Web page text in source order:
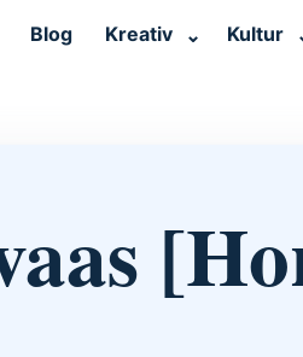
Blog Kreativ ⌄ Kultur